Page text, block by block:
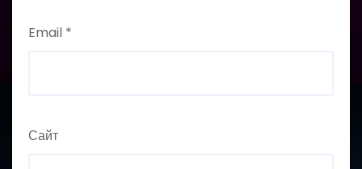
Email *
Сайт